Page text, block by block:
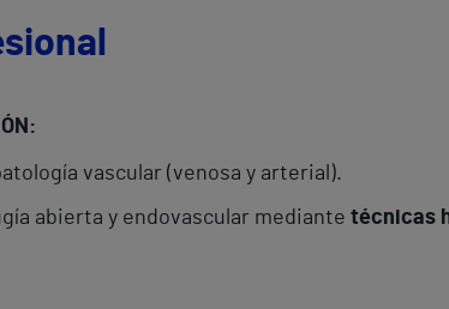
vascular (venosa y arterial).
abierta y endovascular mediante técnicas